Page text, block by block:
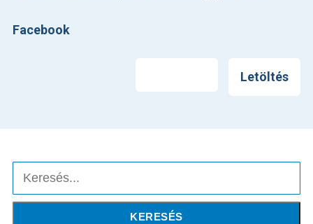
Facebook
Letöltés
Keresés
KERESÉS